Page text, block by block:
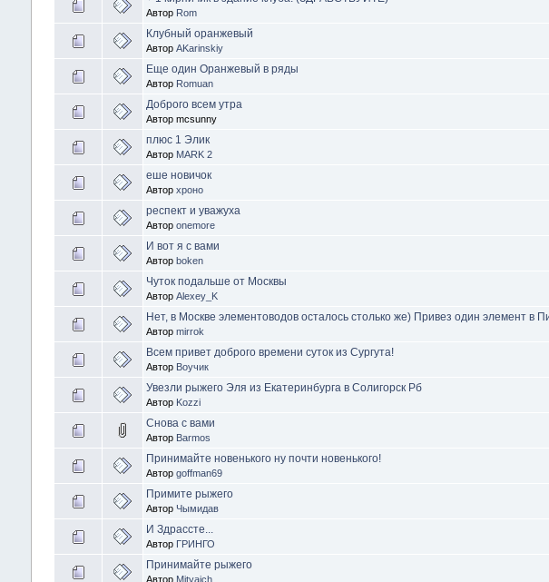
Автор Rom
Клубный оранжевый
Автор AKarinskiy
Еще один Оранжевый в ряды
Автор Romuan
Доброго всем утра
Автор mcsunny
плюс 1 Элик
Автор MARK 2
еше новичок
Автор хроно
респект и уважуха
Автор onemore
И вот я с вами
Автор boken
Чуток подальше от Москвы
Автор Alexey_K
Нет, в Москве элементоводов осталось столько же) Привез один элемент в
Автор mirrok
Всем привет доброго времени суток из Сургута!
Автор Воучик
Увезли рыжего Эля из Екатеринбурга в Солигорск Рб
Автор Kozzi
Снова с вами
Автор Barmos
Принимайте новенького ну почти новенького!
Автор goffman69
Примите рыжего
Автор Чымидав
И Здрассте...
Автор ГРИНГО
Принимайте рыжего
Автор Mityaich